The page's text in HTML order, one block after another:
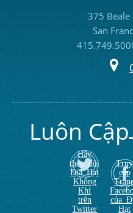
375 Beale
San
Luôn
Hãy
theo dõi
Địa Hạt
Không
Khí
trên
Twitter
Truy
cập
của
Hạt